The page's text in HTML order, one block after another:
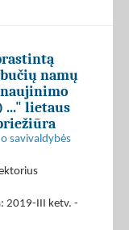
namų
..." lietaus
savivaldybės
2019-III ketv. -